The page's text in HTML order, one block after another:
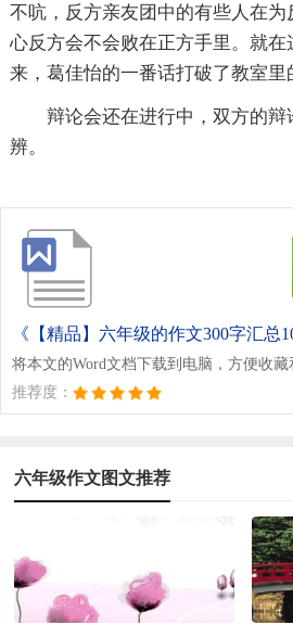
不吭，反方亲友团中的有些人在为
心反方会不会败在正方手里。就
来，葛佳怡的一番话打破了教室里
辩论会还在进行中，双方的
辨。
《【精品】六年级的作文300字汇总
将本文的Word文档下载到电脑，方便收藏
推荐度：
六年级作文图文推荐